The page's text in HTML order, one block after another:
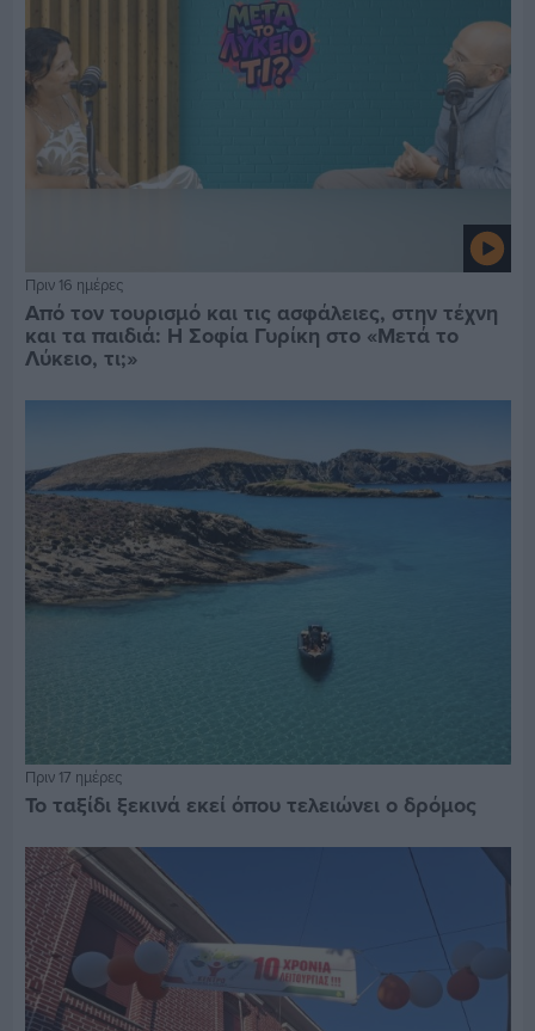
Πριν 16 ημέρες
Από τον τουρισμό και τις ασφάλειες, στην τέχνη
και τα παιδιά: Η Σοφία Γυρίκη στο «Μετά το
Λύκειο, τι;»
Πριν 17 ημέρες
Το ταξίδι ξεκινά εκεί όπου τελειώνει ο δρόμος